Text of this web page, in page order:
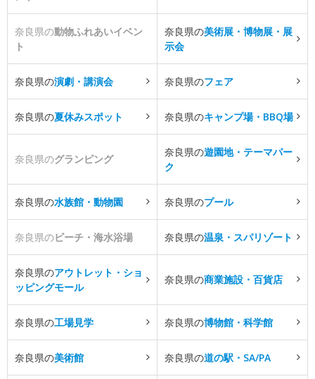
奈良県の動物ふれあいイベン
ト
奈良県の美術展・博物展・展
示会
奈良県の演劇・講演会 奈良県のフェア
奈良県の夏休みスポット 奈良県のキャンプ場・BBQ場
奈良県のグランピング
奈良県の遊園地・テーマパー
ク
奈良県の水族館・動物園 奈良県のプール
奈良県のビーチ・海水浴場 奈良県の温泉・スパリゾート
奈良県のアウトレット・ショ
ッピングモール
奈良県の商業施設・百貨店
奈良県の工場見学 奈良県の博物館・科学館
奈良県の美術館 奈良県の道の駅・SA/PA